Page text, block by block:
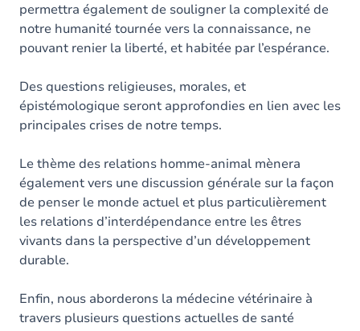
permettra également de souligner la complexité de
notre humanité tournée vers la connaissance, ne
pouvant renier la liberté, et habitée par l’espérance.
Des questions religieuses, morales, et
épistémologique seront approfondies en lien avec les
principales crises de notre temps.
Le thème des relations homme-animal mènera
également vers une discussion générale sur la façon
de penser le monde actuel et plus particulièrement
les relations d’interdépendance entre les êtres
vivants dans la perspective d’un développement
durable.
Enfin, nous aborderons la médecine vétérinaire à
travers plusieurs questions actuelles de santé